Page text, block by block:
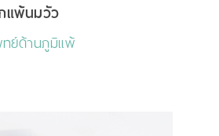
แพ้นมวัว
ย์ด้านภูมิแพ้